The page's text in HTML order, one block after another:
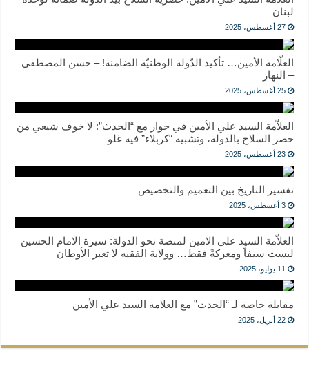
لبنان
27 أغسطس، 2025
العلّامة الأمين… تأكيد الدّولة الوطنيّة الضامنة! – حسن المصطفى
– النهار
25 أغسطس، 2025
العلاّمة السيد علي الأمين في حوار مع “الحدث”: لا خوف شيعي من
حصر السلاح بالدولة، وتشبيه “كربلاء” فيه غلو
23 أغسطس، 2025
تفسير التاريخ بين التعميم والتخصيص
3 أغسطس، 2025
العلاّمة السيد علي الامين لمنصة نحو الدولة: سيرة الامام الحسين
ليست سيفاً ومعركةً فقط… وولاية الفقيه لا تعبر الأوطان
11 يوليو، 2025
مقابلة خاصة لـ “الحدث” مع العلامة السيد علي الأمين
22 أبريل، 2025